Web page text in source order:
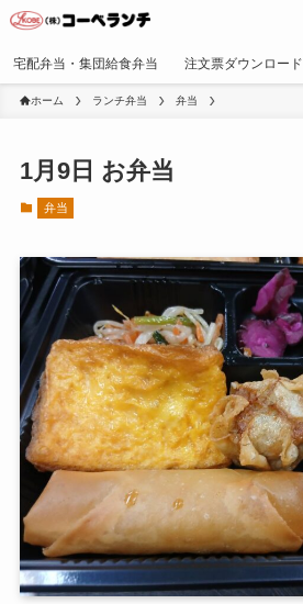
宅配弁当・集団給食弁当 注文票ダウンロード
ホーム ランチ弁当 弁当
1月9日 お弁当
弁当